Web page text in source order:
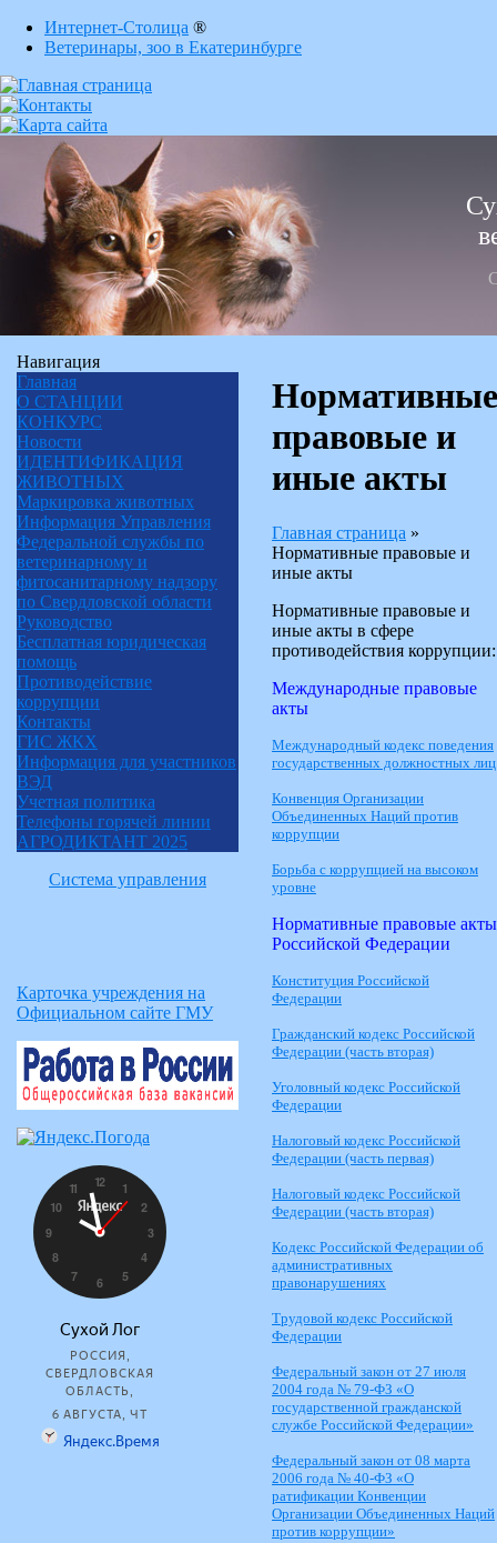
Интернет-Столица ®
Ветеринары, зоо в Екатеринбурге
Навигация
Главная
О СТАНЦИИ
КОНКУРС
Новости
ИДЕНТИФИКАЦИЯ
ЖИВОТНЫХ
Маркировка животных
Информация Управления
Федеральной службы по
ветеринарному и
фитосанитарному надзору
по Свердловской области
Руководство
Бесплатная юридическая
помощь
Противодействие
коррупции
Контакты
ГИС ЖКХ
Информация для участников
ВЭД
Учетная политика
Телефоны горячей линии
АГРОДИКТАНТ 2025
Система управления
Карточка учреждения на
Официальном сайте ГМУ
Нормативные
правовые и
иные акты
Главная страница »
Нормативные правовые и
иные акты
Нормативные правовые и
иные акты в сфере
противодействия коррупции:
Международные правовые
акты
Международный кодекс поведения
государственных должностных лиц
Конвенция Организации
Объединенных Наций против
коррупции
Борьба с коррупцией на высоком
уровне
Нормативные правовые акты
Российской Федерации
Конституция Российской
Федерации
Гражданский кодекс Российской
Федерации (часть вторая)
Уголовный кодекс Российской
Федерации
Налоговый кодекс Российской
Федерации (часть первая)
Налоговый кодекс Российской
Федерации (часть вторая)
Кодекс Российской Федерации об
административных
правонарушениях
Трудовой кодекс Российской
Федерации
Федеральный закон от 27 июля
2004 года № 79-ФЗ «О
государственной гражданской
службе Российской Федерации»
Федеральный закон от 08 марта
2006 года № 40-ФЗ «О
ратификации Конвенции
Организации Объединенных Наций
против коррупции»